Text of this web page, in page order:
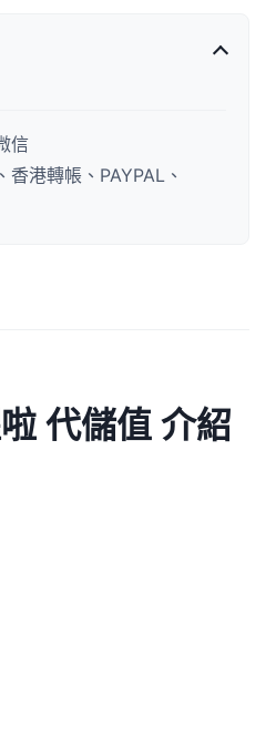
信
港轉帳、PAYPAL、
代儲值 介紹